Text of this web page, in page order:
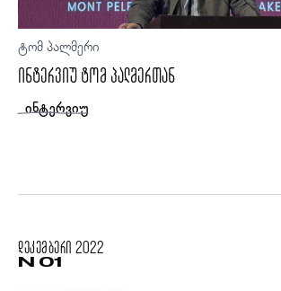
ტომ პალმერი
ინტერვიუ ტომ პალმერთან
ინტერვიუ
დეკემბერი 2022
N 01